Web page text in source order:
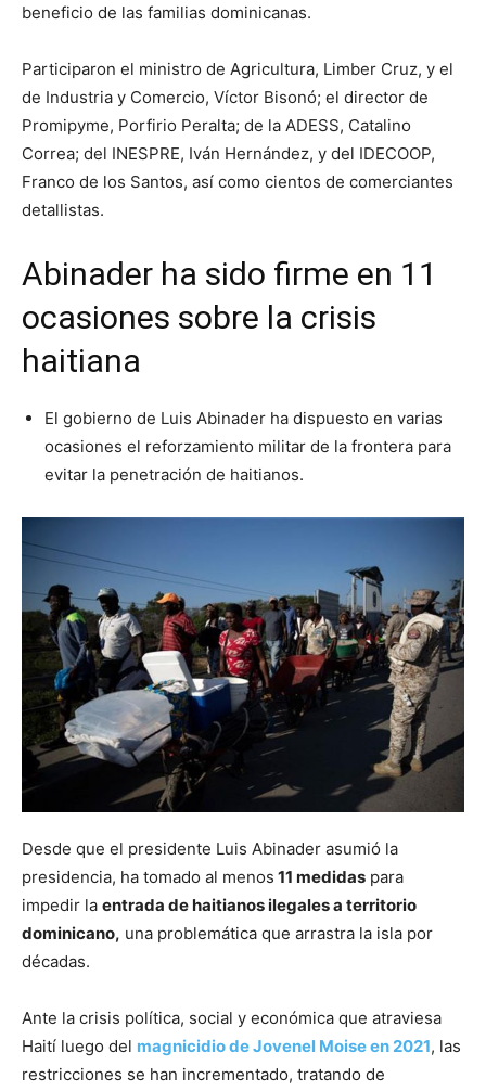
beneficio de las familias dominicanas.
Participaron el ministro de Agricultura, Limber Cruz, y el
de Industria y Comercio, Víctor Bisonó; el director de
Promipyme, Porfirio Peralta; de la ADESS, Catalino
Correa; del INESPRE, Iván Hernández, y del IDECOOP,
Franco de los Santos, así como cientos de comerciantes
detallistas.
Abinader ha sido firme en 11
ocasiones sobre la crisis
haitiana
El gobierno de Luis Abinader ha dispuesto en varias
ocasiones el reforzamiento militar de la frontera para
evitar la penetración de haitianos.
Desde que el presidente Luis Abinader asumió la
presidencia, ha tomado al menos 11 medidas para
impedir la entrada de haitianos ilegales a territorio
dominicano, una problemática que arrastra la isla por
décadas.
Ante la crisis política, social y económica que atraviesa
Haití luego del magnicidio de Jovenel Moise en 2021, las
restricciones se han incrementado, tratando de